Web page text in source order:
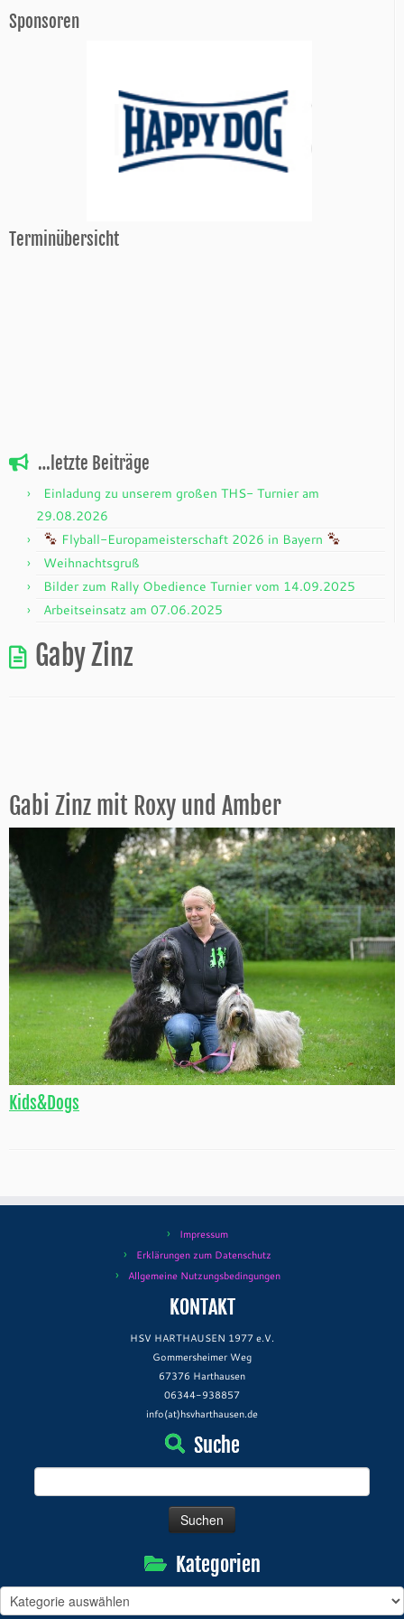
Sponsoren
Terminübersicht
…letzte Beiträge
Einladung zu unserem großen THS- Turnier am
29.08.2026
Flyball-Europameisterschaft 2026 in Bayern
Weihnachtsgruß
Bilder zum Rally Obedience Turnier vom 14.09.2025
Arbeitseinsatz am 07.06.2025
Gaby Zinz
Gabi Zinz mit Roxy und Amber
Kids&Dogs
Impressum
Erklärungen zum Datenschutz
Allgemeine Nutzungsbedingungen
KONTAKT
HSV HARTHAUSEN 1977 e.V.
Gommersheimer Weg
67376 Harthausen
06344-938857
info(at)hsvharthausen.de
Suche
Kategorien
Kategorien